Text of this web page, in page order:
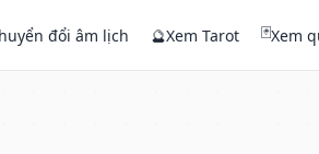
đổi âm lịch 🔮Xem Tarot 🃏Xem